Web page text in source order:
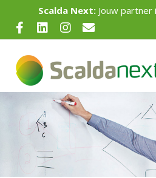
Scalda Next: Jouw partner
Facebook
LinkedinInstagram
Email